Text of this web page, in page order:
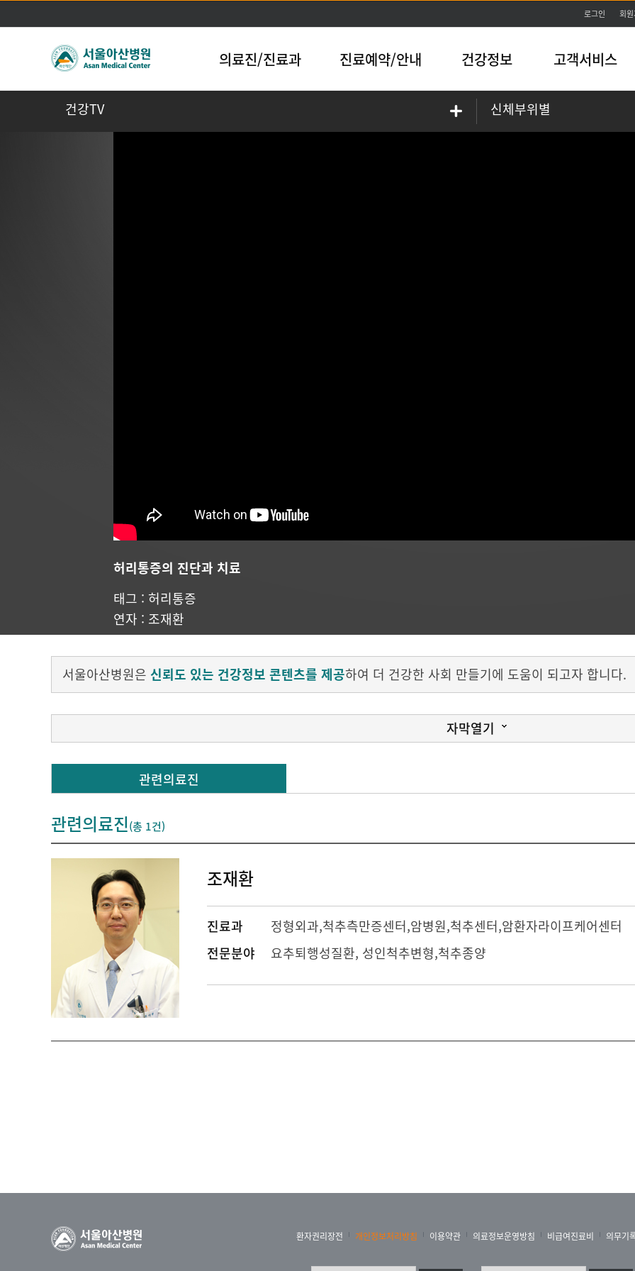
본문바로가기
로그인 회
의료진/진료과 진료예약/안내 건강정보 고객서비스
건강TV 신체부위별
허리통증의 진단과 치료
태그 : 허리통증
연자 : 조재환
서울아산병원은 신뢰도 있는 건강정보 콘텐츠를 제공하여 더 건강한 사회 만들기에 도움이 되고자 합니다.
자막열기
00:00
외래 진료를 봐도 3분 정도밖에 짧게 말씀을 못 나누기 때문에 이렇게 40분 정도의 긴 시간을 들으시는 것
00:21
오늘 여기 오신 분들도 통증이 있고 직간접적으로 경험을 하셨기 때문에 오셨을 것이라고 생각합니다. 진
장 많이 병원에 찾고 수술 건수도 전체 4위라고 되어 있습니다.
00:37
많이 수술이 이루어지고 있습니다. 요통 허리가 왜 아프냐? 여러 가지 원인이 있습니다. 직업적으로 작업
도 있고 바르지 않은 자세로 앉아있거나 노화현상 자체로 나이가 들면서 허리가 많이 나빠지고 골다공증이
01:00
이러한 것들이 영향을 미치게 됩니다. 가장 중요한 것 중 하나가 디스크 입니다. 한 번쯤은 다 들어보셨을
있는 연골 같은 것입니다. 그래서 어떤 충격을 흡수하는 그런 역할을 합니다. 이것이 나이가 들면서 서서히
마치 자동차 타이어가 오래 쓰면 닳아서 바람 빠지듯이 서서히 가라앉게 됩니다. 그러면서 통증이 더 생
01:58
그리고 무릎이 아픈 경우도 많습니다. 어깨나 무릎이 같이 아픈 경우도 많습니다. 결국엔 왜 그러느냐 하면
관련의료진
관련의료진(총 1건)
조재환
진료과 정형외과,척추측만증센터,암병원,척추센터,암환자라이프케어센터
전문분야
요추퇴행성질환, 성인척추변형,척추종양
환자권리장전 개인정보처리방침 이용약관 의료정보운영방침 비급여진료비 의무기